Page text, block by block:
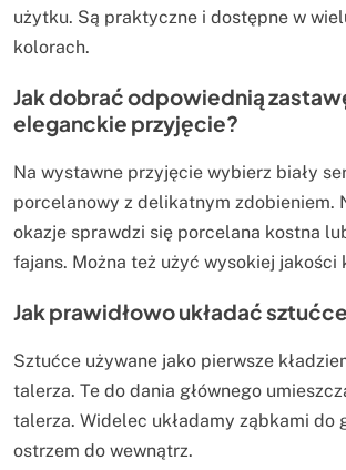
użytku. Są praktyczne i dostępne w
kolorach.
Jak dobrać odpowiednią
eleganckie przyjęcie?
Na wystawne przyjęcie wybierz biały
porcelanowy z delikatnym zdobieniem.
okazje sprawdzi się porcelana kostna
fajans. Można też użyć wysokiej jakości
Jak prawidłowo układać
Sztućce używane jako pierwsze
talerza. Te do dania głównego
talerza. Widelec układamy ząbkami do
ostrzem do wewnątrz.